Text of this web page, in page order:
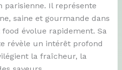
parisienne. Il représente
saine et gourmande dans
évolue rapidement. Sa
révèle un intérêt profond
la fraîcheur, la